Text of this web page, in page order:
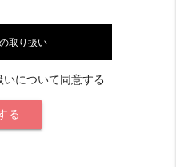
取り扱い
について同意する